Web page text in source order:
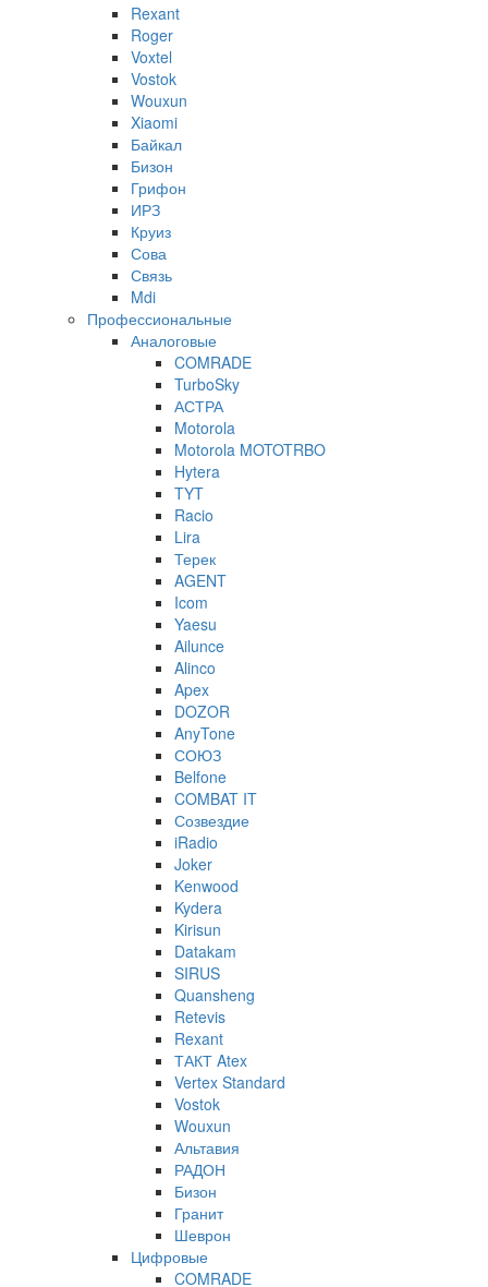
Rexant
Roger
Voxtel
Vostok
Wouxun
Xiaomi
Байкал
Бизон
Грифон
ИРЗ
Круиз
Сова
Связь
Mdi
Профессиональные
Аналоговые
COMRADE
TurboSky
АСТРА
Motorola
Motorola MOTOTRBO
Hytera
TYT
Racio
Lira
Терек
AGENT
Icom
Yaesu
Ailunce
Alinco
Apex
DOZOR
AnyTone
СОЮЗ
Belfone
COMBAT IT
Созвездие
iRadio
Joker
Kenwood
Kydera
Kirisun
Datakam
SIRUS
Quansheng
Retevis
Rexant
ТАКТ Atex
Vertex Standard
Vostok
Wouxun
Альтавия
РАДОН
Бизон
Гранит
Шеврон
Цифровые
COMRADE